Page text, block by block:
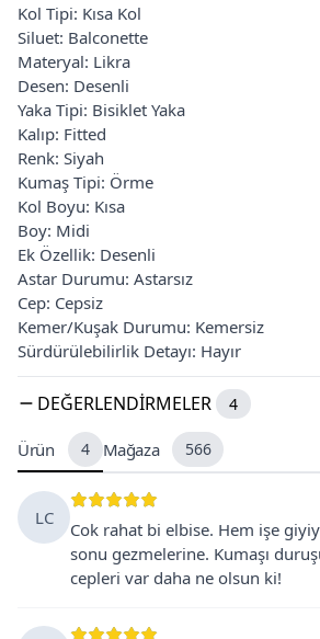
Kol Tipi: Kısa Kol
Siluet: Balconette
Materyal: Likra
Desen: Desenli
Yaka Tipi: Bisiklet Yaka
Kalıp: Fitted
Renk: Siyah
Kumaş Tipi: Örme
Kol Boyu: Kısa
Boy: Midi
Ek Özellik: Desenli
Astar Durumu: Astarsız
Cep: Cepsiz
Kemer/Kuşak Durumu: Kemersiz
Sürdürülebilirlik Detayı: Hayır
DEĞERLENDIRMELER 4
Ürün 4 Mağaza 566
LC
Cok rahat bi elbise. Hem işe
sonu gezmelerine. Kumaşı
cepleri var daha ne olsun ki!